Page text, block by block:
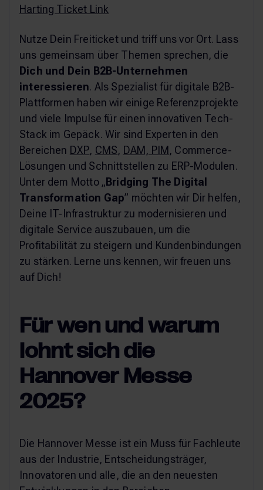
Harting Ticket Link
Nutze Dein Freiticket und triff uns vor Ort. Lass
uns gemeinsam über Themen sprechen, die
Dich und Dein B2B-Unternehmen
interessieren. Als Spezialist für digitale B2B-
Plattformen haben wir einige Referenzprojekte
und viele Impulse für einen innovativen Tech-
Stack im Gepäck. Wir sind Experten in den
Bereichen DXP, CMS, DAM, PIM, Commerce-
Lösungen und Schnittstellen zu ERP-Modulen.
Unter dem Motto „Bridging The Digital
Transformation Gap” möchten wir Dir helfen,
Deine IT-Infrastruktur zu modernisieren und
digitale Service auszubauen, um die
Profitabilität zu steigern und Kundenbindungen
zu stärken. Lerne uns kennen, wir freuen uns
auf Dich!
Für wen und warum
lohnt sich die
Hannover Messe
2025?
Die Hannover Messe ist ein Muss für Fachleute
aus der Industrie, Entscheidungsträger,
Innovatoren und alle, die an den neuesten